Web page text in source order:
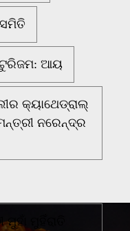
ଟୁରିଜମ: ଆୟ
କ୍ୟାଥେଡ୍ରାଲ୍
ନରେନ୍ଦ୍ର
ମୁହିଁରାତି